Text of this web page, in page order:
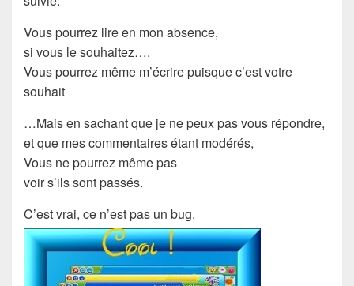
Vous pourrez lire en mon absence,
si vous le souhaitez….
Vous pourrez même m’écrire puisque c’est votre
souhait
…Mais en sachant que je ne peux pas vous répondre,
et que mes commentaires étant modérés,
Vous ne pourrez même pas
voir s’ils sont passés.
C’est vrai, ce n’est pas un bug.